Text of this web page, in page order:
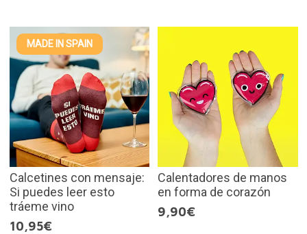
MADE IN SPAIN
Calcetines con mensaje:
Si puedes leer esto
tráeme vino
10,95€
Calentadores de manos
en forma de corazón
9,90€